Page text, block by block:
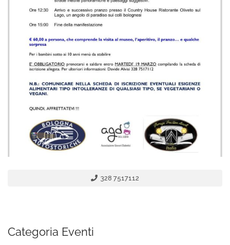
328 7517112
Categoria Eventi